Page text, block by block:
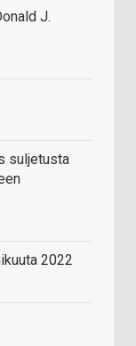
J.
suljetusta
2022